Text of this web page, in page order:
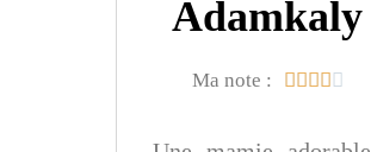
Adamkaly
Ma note :     